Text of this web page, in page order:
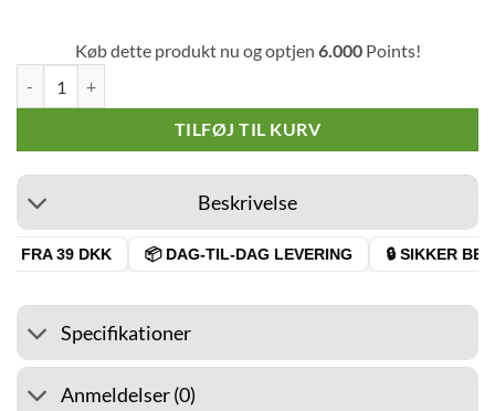
Køb dette produkt nu og optjen 6.000Points!
TILFØJ TIL KURV
Beskrivelse
FRA 39 DKK 📦 DAG-TIL-DAG LEVERING 🔒 SIKKER
Specifikationer
Anmeldelser (0)